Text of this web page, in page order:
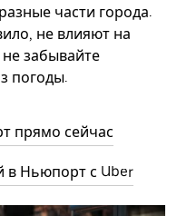
части города.
не влияют на
забывайте
погоды.
прямо сейчас
в Ньюпорт с Uber